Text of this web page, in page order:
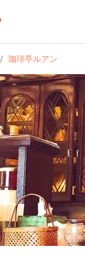
珈琲亭ルアン